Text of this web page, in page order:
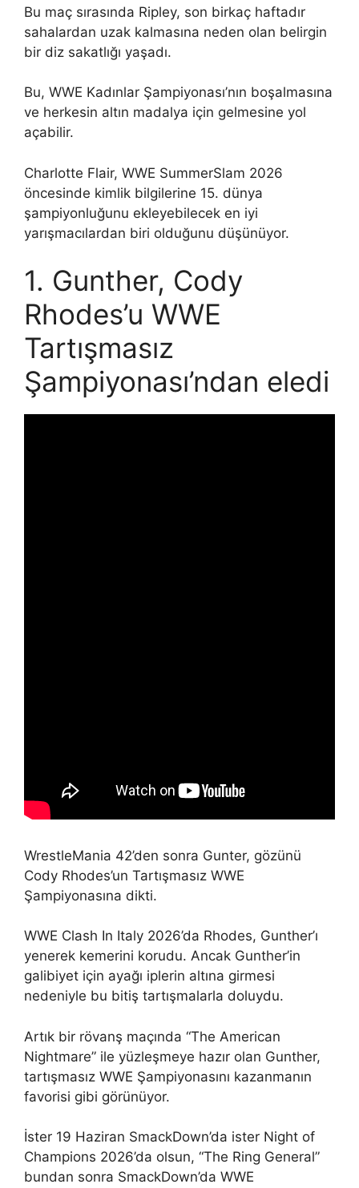
Bu maç sırasında Ripley, son birkaç haftadır
sahalardan uzak kalmasına neden olan belirgin
bir diz sakatlığı yaşadı.
Bu, WWE Kadınlar Şampiyonası’nın boşalmasına
ve herkesin altın madalya için gelmesine yol
açabilir.
Charlotte Flair, WWE SummerSlam 2026
öncesinde kimlik bilgilerine 15. dünya
şampiyonluğunu ekleyebilecek en iyi
yarışmacılardan biri olduğunu düşünüyor.
1. Gunther, Cody
Rhodes’u WWE
Tartışmasız
Şampiyonası’ndan eledi
WrestleMania 42’den sonra Gunter, gözünü
Cody Rhodes’un Tartışmasız WWE
Şampiyonasına dikti.
WWE Clash In Italy 2026’da Rhodes, Gunther’ı
yenerek kemerini korudu. Ancak Gunther’in
galibiyet için ayağı iplerin altına girmesi
nedeniyle bu bitiş tartışmalarla doluydu.
Artık bir rövanş maçında “The American
Nightmare” ile yüzleşmeye hazır olan Gunther,
tartışmasız WWE Şampiyonasını kazanmanın
favorisi gibi görünüyor.
İster 19 Haziran SmackDown’da ister Night of
Champions 2026’da olsun, “The Ring General”
bundan sonra SmackDown’da WWE